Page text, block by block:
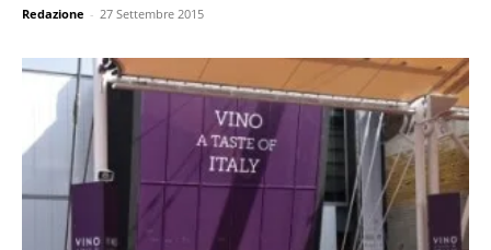
Redazione - 27 Settembre 2015